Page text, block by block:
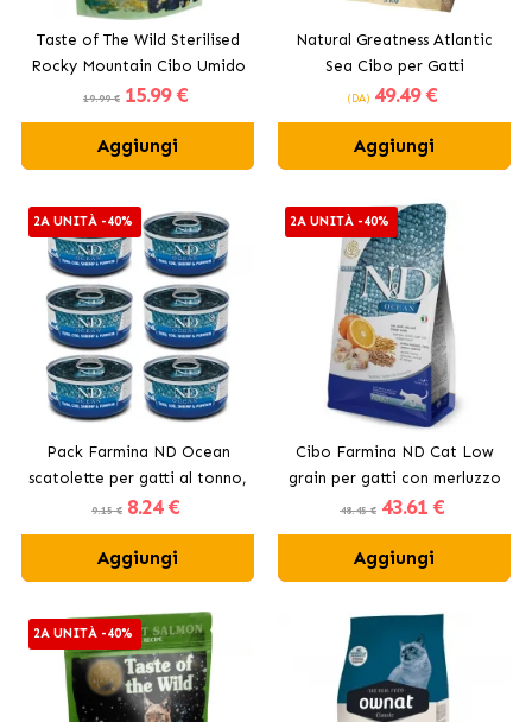
Taste of The Wild Sterilised
Rocky Mountain Cibo Umido
per Gatti Sterilizzati
19.99 € 15.99 €
Aggiungi
Natural Greatness Atlantic
Sea Cibo per Gatti
Sterilizzati e Senior
(DA) 49.49 €
Aggiungi
2A UNITÀ -40%
Pack Farmina ND Ocean
scatolette per gatti al tonno,
merluzzo e zucca.
9.15 € 8.24 €
Aggiungi
2A UNITÀ -40%
Cibo Farmina ND Cat Low
grain per gatti con merluzzo
48.45 € 43.61 €
Aggiungi
2A UNITÀ -40%